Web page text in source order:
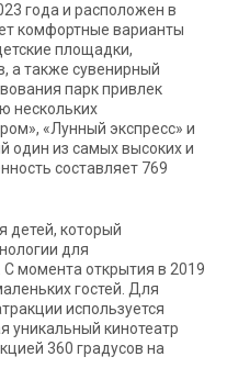
года и расположен в
комфортные варианты
площадки,
а также сувенирный
парк привлек
нескольких
«Лунный экспресс» и
один из самых высоких и
составляет 769
детей, который
для
момента открытия в 2019
гостей. Для
используется
уникальный кинотеатр
360 градусов на